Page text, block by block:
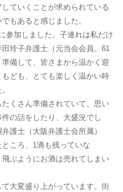
ていくことが求められている
もあると感じました。
参加しました。子連れは私だけ
玲子弁護士（元当会会員。61
備して、皆さまから温かく迎
ども、とても楽しく温かい時
くさん準備されていて、思い
の話をしたり、大盛況でし
護士（大阪弁護士会所属）
ころ、1滴も残っていな
ぶようにお酒は売れてしまい
大変盛り上がっています。街